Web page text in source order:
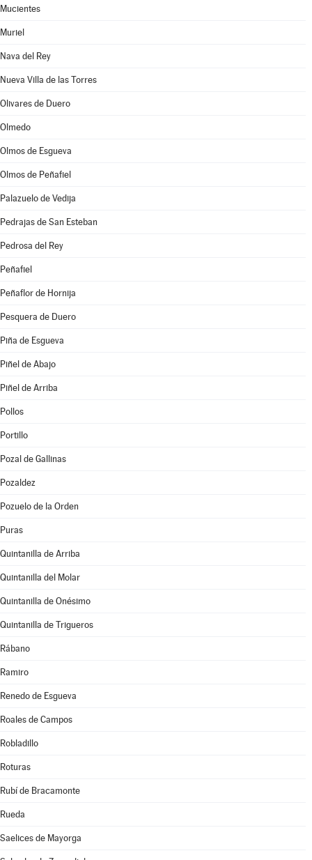
Mucientes
Muriel
Nava del Rey
Nueva Villa de las Torres
Olivares de Duero
Olmedo
Olmos de Esgueva
Olmos de Peñafiel
Palazuelo de Vedija
Pedrajas de San Esteban
Pedrosa del Rey
Peñafiel
Peñaflor de Hornija
Pesquera de Duero
Piña de Esgueva
Piñel de Abajo
Piñel de Arriba
Pollos
Portillo
Pozal de Gallinas
Pozaldez
Pozuelo de la Orden
Puras
Quintanilla de Arriba
Quintanilla del Molar
Quintanilla de Onésimo
Quintanilla de Trigueros
Rábano
Ramiro
Renedo de Esgueva
Roales de Campos
Robladillo
Roturas
Rubí de Bracamonte
Rueda
Saelices de Mayorga